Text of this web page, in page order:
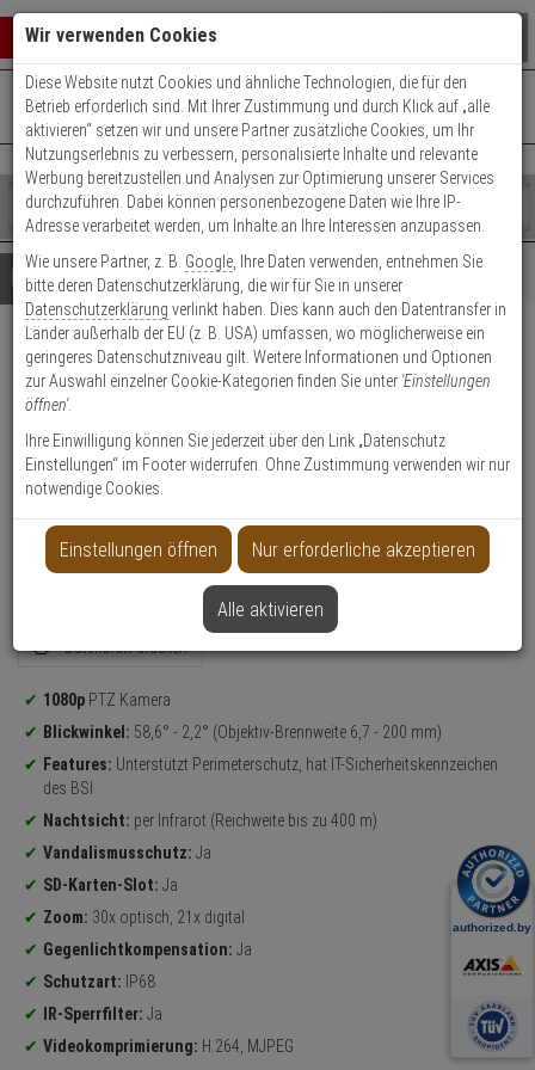
Warenkorb schließen
0 ARTIKEL IM WARENKORB
Ihr Warenkorb ist momentan leer.
Ergebnisse ()
Fertig
Shop
durchsuchen
Bitte
geben
Sie
mindestens
Zeichen
ein,
um
Suche
Es
wurde
noch
Kategorien
Suche
gestartet
+49 (0)821 899 493-0Mo. - Do.: 8:00 - 16:30 | Fr.: 8:00 - 14:00 Uhr
Kontaktservice nutzen
Details Beratung
AXIS Q6225-LE IP-
Kamera 1080p T/N IR PTZ IP68
IK10
Produktmerkmale
Datenblatt drucken
Produktinformationen
1080p PTZ Kamera
Blickwinkel: 58,6° - 2,2° (Objektiv-Brennweite 6,7 - 200 mm)
Features: Unterstützt Perimeterschutz, hat IT-Sicherheitskennzeichen
des BSI
Nachtsicht: per Infrarot (Reichweite bis zu 400 m)
Vandalismusschutz: Ja
SD-Karten-Slot: Ja
Zoom: 30x optisch, 21x digital
Gegenlichtkompensation: Ja
Schutzart: IP68
IR-Sperrfilter: Ja
Videokomprimierung: H.264, MJPEG
Wir verwenden Cookies
Diese Website nutzt Cookies und ähnliche Technologien, die für den
Betrieb erforderlich sind. Mit Ihrer Zustimmung und durch Klick auf „alle
aktivieren“ setzen wir und unsere Partner zusätzliche Cookies, um Ihr
Nutzungserlebnis zu verbessern, personalisierte Inhalte und relevante
Werbung bereitzustellen und Analysen zur Optimierung unserer Services
durchzuführen. Dabei können personenbezogene Daten wie Ihre IP-
Adresse verarbeitet werden, um Inhalte an Ihre Interessen anzupassen.
Wie unsere Partner, z. B. Google , Ihre Daten verwenden, entnehmen Sie
bitte deren Datenschutzerklärung, die wir für Sie in unserer
Datenschutzerklärung verlinkt haben. Dies kann auch den Datentransfer in
Länder außerhalb der EU (z. B. USA) umfassen, wo möglicherweise ein
geringeres Datenschutzniveau gilt. Weitere Informationen und Optionen
zur Auswahl einzelner Cookie-Kategorien finden Sie unter 'Einstellungen
öffnen'.
Ihre Einwilligung können Sie jederzeit über den Link „Datenschutz
Einstellungen“ im Footer widerrufen. Ohne Zustimmung verwenden wir nur
notwendige Cookies.
Einstellungen öffnen Nur erforderliche akzeptieren
Alle aktivieren